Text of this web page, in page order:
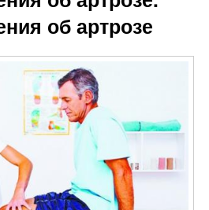
об артрозе